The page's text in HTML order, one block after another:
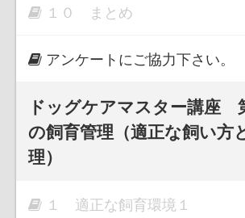
１０ まとめ
アンケートにご協力下さい。
ドッグケアマスター講座
の飼育管理（適正な飼い方
理）
１ 適正な飼育環境１